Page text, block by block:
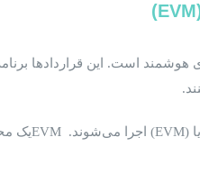
هوشمند است. این قراردادها